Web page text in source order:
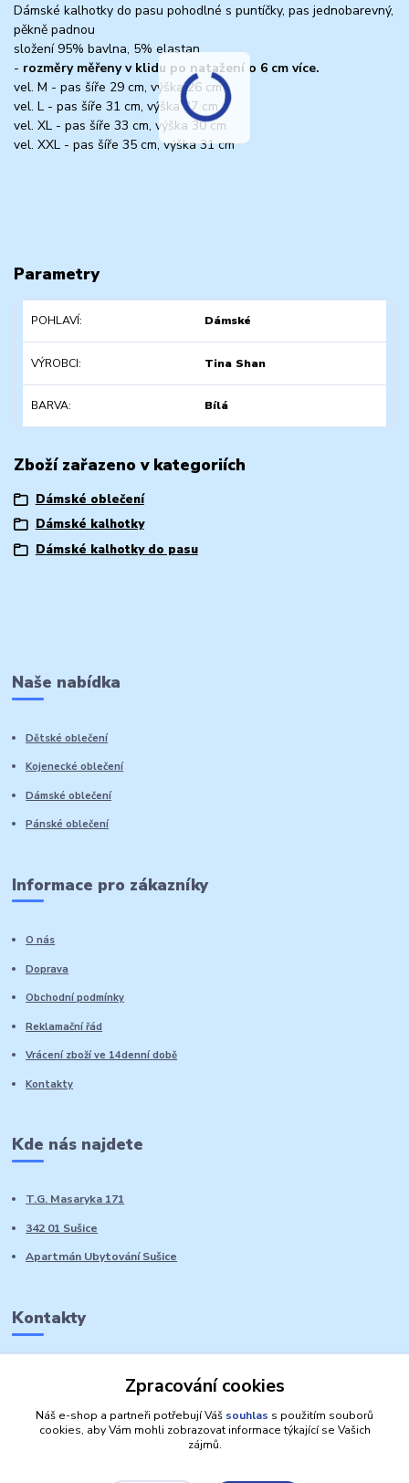
Dámské kalhotky do pasu pohodlné s puntíčky, pas jednobarevný,
pěkně padnou
složení 95% bavlna, 5% elastan
- rozměry měřeny v klidu po natažení o 6 cm více.
vel. M - pas šíře 29 cm, výška 26 cm
vel. L - pas šíře 31 cm, výška 27 cm
vel. XL - pas šíře 33 cm, výška 30 cm
vel. XXL - pas šíře 35 cm, výška 31 cm
Parametry
POHLAVÍ Dámské
VÝROBCI Tina Shan
BARVA Bílá
Zboží zařazeno v kategoriích
Dámské oblečení
Dámské kalhotky
Dámské kalhotky do pasu
Naše nabídka
Dětské oblečení
Kojenecké oblečení
Dámské oblečení
Pánské oblečení
Informace pro zákazníky
O nás
Doprava
Obchodní podmínky
Reklamační řád
Vrácení zboží ve 14denní době
Kontakty
Kde nás najdete
T.G. Masaryka 171
342 01 Sušice
Apartmán Ubytování Sušice
Kontakty
Zpracování cookies
Náš e-shop a partneři potřebují Váš souhlas s použitím souborů
cookies, aby Vám mohli zobrazovat informace týkající se Vašich
zájmů.